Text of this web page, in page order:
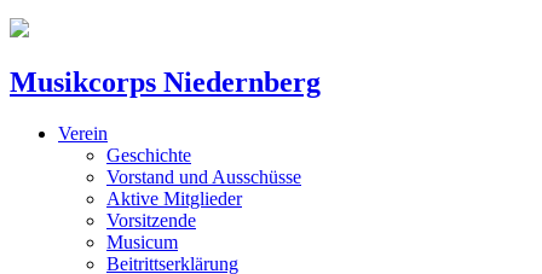
Musikcorps Niedernberg
Verein
Geschichte
Vorstand und Ausschüsse
Aktive Mitglieder
Vorsitzende
Musicum
Beitrittserklärung